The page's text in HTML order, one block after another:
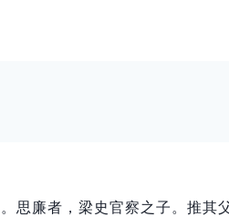
思廉者， 梁史官察之子。 推其